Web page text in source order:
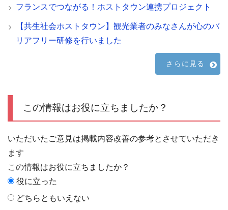
フランスでつながる！ホストタウン連携プロジェクト
【共生社会ホストタウン】観光業者のみなさんが心のバ
リアフリー研修を行いました
さらに見る
この情報はお役に立ちましたか？
いただいたご意見は掲載内容改善の参考とさせていただき
ます
この情報はお役に立ちましたか？
役に立った
どちらともいえない